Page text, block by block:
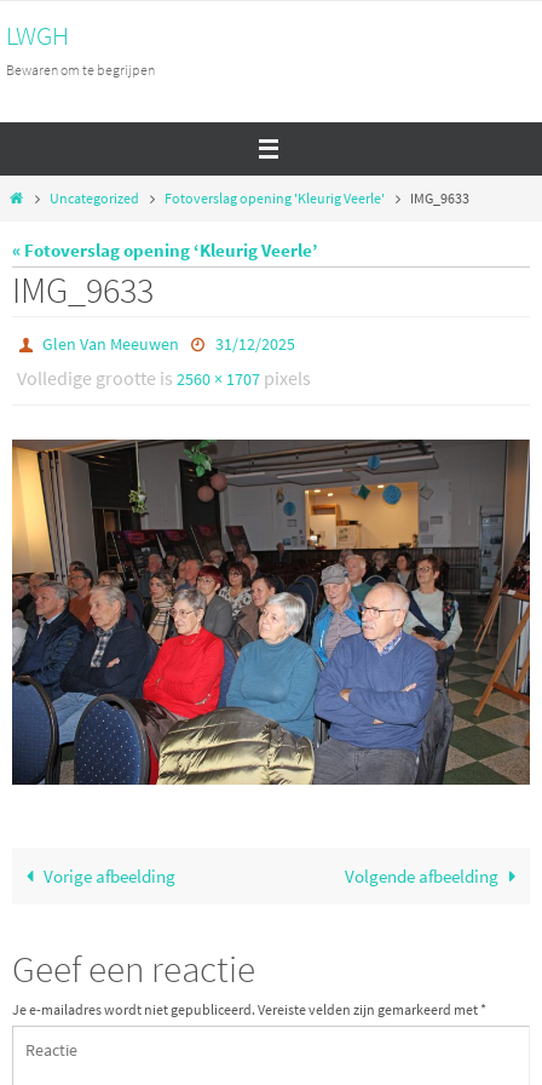
naar
de
LWGH
Bewaren om te begrijpen
HomeUncategorized Fotoverslag opening 'Kleurig Veerle' IMG_9633
« Fotoverslag opening ‘Kleurig Veerle’
IMG_9633
Glen Van Meeuwen 31/12/2025
Volledige grootte is 2560 × 1707 pixels
Vorige afbeelding Volgende afbeelding
Geef een reactie
Je e-mailadres wordt niet gepubliceerd. Vereiste velden zijn gemarkeerd met *